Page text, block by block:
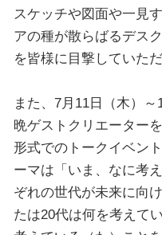
スケッチや図面や一見
アの種が散らばるデス
を皆様に目撃していた
また、7月11日（木）
晩ゲストクリエーター
形式でのトークイベン
ーマは「いま、なに考
ぞれの世代が未来に向
たは20代は何を考えて